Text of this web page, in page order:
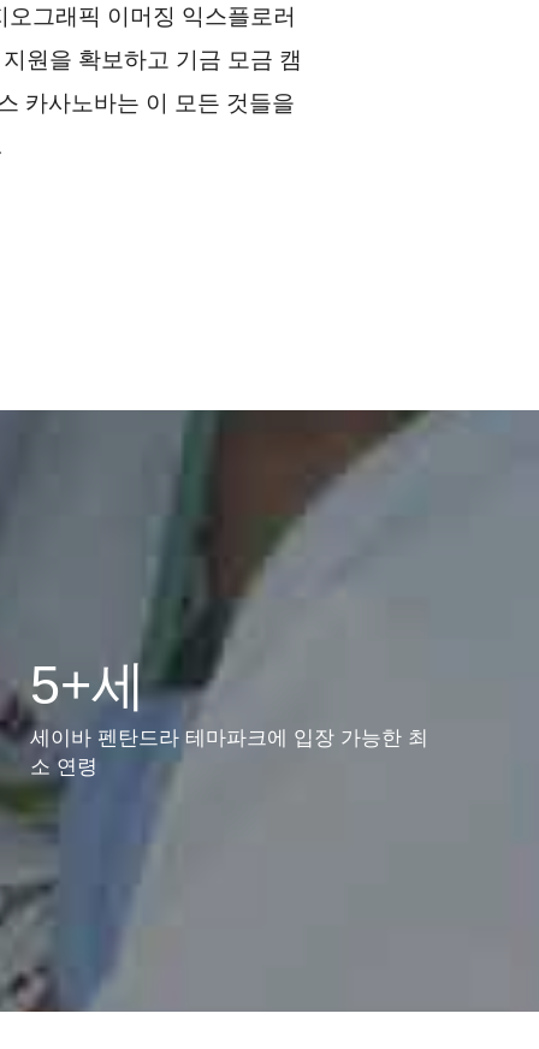
그래픽 이머징 익스플로러
원을 확보하고 기금 모금 캠
카사노바는 이 모든 것들을
5+세
세이바 펜탄드라 테마파크에 입장 가능한 최
소 연령